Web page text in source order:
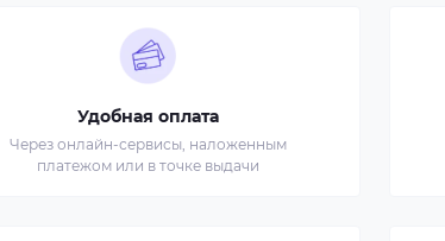
Удобная оплата
Через онлайн-сервисы, наложенным
платежом или в точке выдачи